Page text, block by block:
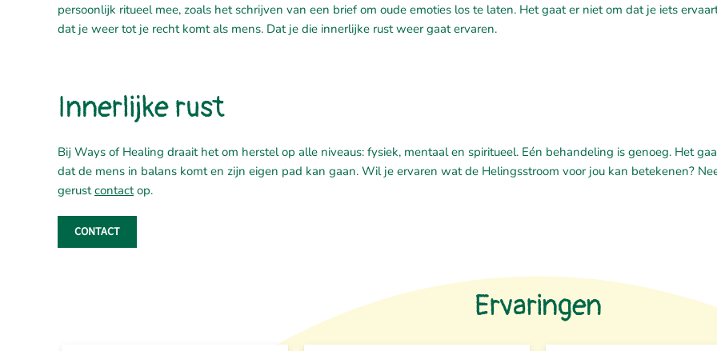
persoonlijk ritueel mee, zoals het schrijven van een brief om oude emoties los te laten. Het gaat er niet om dat je iets
dat je weer tot je recht komt als mens. Dat je die innerlijke rust weer gaat ervaren.
Innerlijke rust
Bij Ways of Healing draait het om herstel op alle niveaus: fysiek, mentaal en spiritueel. Eén behandeling is genoeg. Het
dat de mens in balans komt en zijn eigen pad kan gaan. Wil je ervaren wat de Helingsstroom voor jou kan betekenen?
gerustcontactop.
CONTACT
Ervaringen